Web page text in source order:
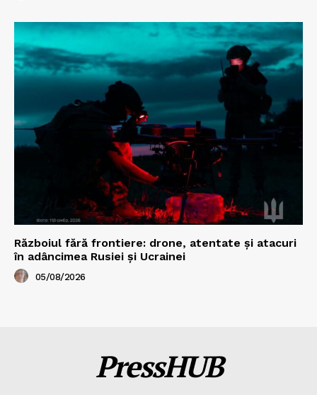
Războiul fără frontiere: drone, atentate și atacuri
în adâncimea Rusiei și Ucrainei
05/08/2026
PressHUB